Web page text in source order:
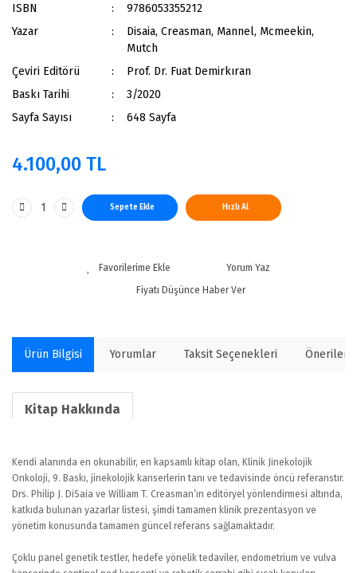
ISBN
9786053355212
Yazar
Disaia, Creasman, Mannel, Mcmeekin,
Mutch
Çeviri Editörü
Prof. Dr. Fuat Demirkıran
Baskı Tarihi
3/2020
Sayfa Sayısı
648 Sayfa
4.100,00 TL
Sepete Ekle Hızlı Al
Yorum Yaz
Fiyatı Düşünce Haber Ver
Ürün Bilgisi Yorumlar Taksit Seçenekleri
Kitap Hakkında
Kendi alanında en okunabilir, en kapsamlı kitap olan, Klinik Jinekolojik
Onkoloji, 9. Baskı, jinekolojik kanserlerin tanı ve tedavisinde öncü referanstır.
Drs. Philip J. DiSaia ve William T. Creasman’ın editöryel yönlendirmesi altında,
katkıda bulunan yazarlar listesi, şimdi tamamen klinik prezentasyon ve
yönetim konusunda tamamen güncel referans sağlamaktadır.
Çoklu panel genetik testler, hedefe yönelik tedaviler, endometrium ve vulva